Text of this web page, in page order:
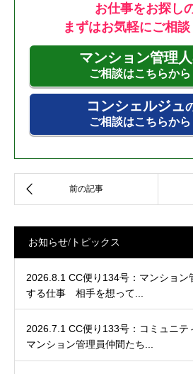
お仕事をお探し
まずはお気軽にご相談
マンション管理人
ご相談はこちらから
コンシェルジュ
ご相談はこちらから
お知らせ/トピックス
2026.8.1 CC便り134号：マンション
する仕事 相手を想って...
2026.7.1 CC便り133号：コミュニテ
マンション管理員仲間たち...